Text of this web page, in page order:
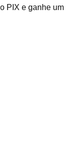
PIX e ganhe um